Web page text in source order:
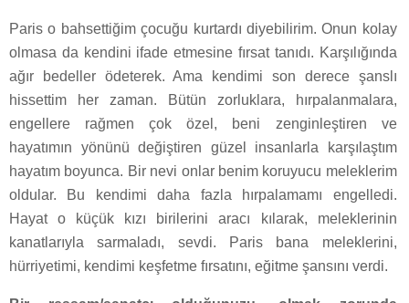
Paris o bahsettiğim çocuğu kurtardı diyebilirim. Onun kolay
olmasa da kendini ifade etmesine fırsat tanıdı. Karşılığında
ağır bedeller ödeterek. Ama kendimi son derece şanslı
hissettim her zaman. Bütün zorluklara, hırpalanmalara,
engellere rağmen çok özel, beni zenginleştiren ve
hayatımın yönünü değiştiren güzel insanlarla karşılaştım
hayatım boyunca. Bir nevi onlar benim koruyucu meleklerim
oldular. Bu kendimi daha fazla hırpalamamı engelledi.
Hayat o küçük kızı birilerini aracı kılarak, meleklerinin
kanatlarıyla sarmaladı, sevdi. Paris bana meleklerini,
hürriyetimi, kendimi keşfetme fırsatını, eğitme şansını verdi.